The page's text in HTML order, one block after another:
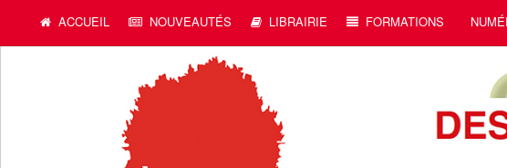
ACCUEIL NOUVEAUTÉS LIBRAIRIE FORMATIONS